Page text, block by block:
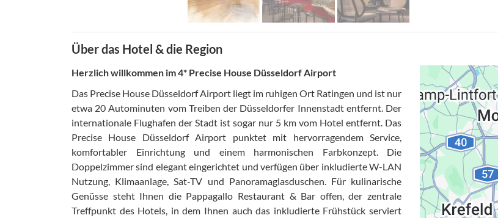
Über das Hotel & die Region
Herzlich willkommen im 4* Precise House Düsseldorf Airport
Das Precise House Düsseldorf Airport liegt im ruhigen Ort Ratingen und ist nur
etwa 20 Autominuten vom Treiben der Düsseldorfer Innenstadt entfernt. Der
internationale Flughafen der Stadt ist sogar nur 5 km vom Hotel entfernt. Das
Precise House Düsseldorf Airport punktet mit hervorragendem Service,
komfortabler Einrichtung und einem harmonischen Farbkonzept. Die
Doppelzimmer sind elegant eingerichtet und verfügen über inkludierte W-LAN
Nutzung, Klimaanlage, Sat-TV und Panoramaglasduschen. Für kulinarische
Genüsse steht Ihnen die Pappagallo Restaurant & Bar offen, der zentrale
Treffpunkt des Hotels, in dem Ihnen auch das inkludierte Frühstück serviert